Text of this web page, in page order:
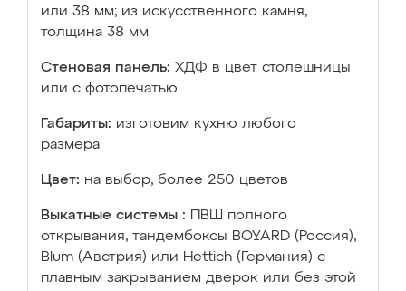
или 38 мм; из искусственного камня,
толщина 38 мм
Стеновая панель: ХДФ в цвет столешницы
или с фотопечатью
Габариты: изготовим кухню любого
размера
Цвет: на выбор, более 250 цветов
Выкатные системы :
ПВШ полного
открывания, тандембоксы BOYARD (Россия),
Blum (Австрия) или Hettich (Германия) с
плавным закрыванием дверок или без этой